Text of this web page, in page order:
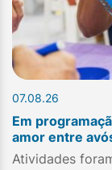
07.08.26
Em
amor entre
Atividades